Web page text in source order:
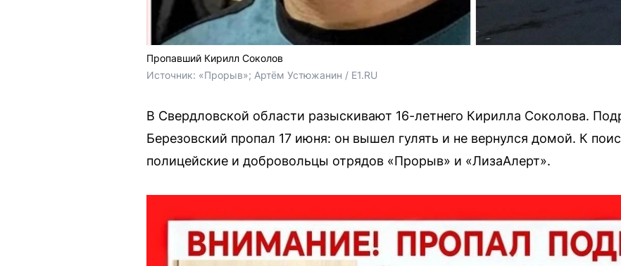
Пропавший Кирилл Соколов
Источник: «Прорыв»; Артём Устюжанин / E1.RU
В Свердловской области разыскивают 16-летнего Кирилла Соколова.
Березовский пропал 17 июня: он вышел гулять и не вернулся домой. К
полицейские и добровольцы отрядов «Прорыв» и «ЛизаАлерт».